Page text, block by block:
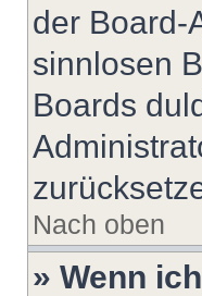
der Board-
sinnlosen
Boards
Nach oben
» Wenn